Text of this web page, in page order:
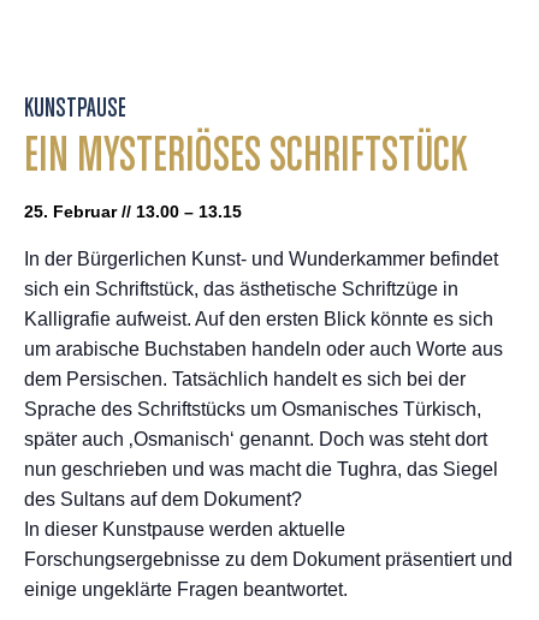
KUNSTPAUSE
EIN MYSTERIÖSES SCHRIFTSTÜCK
25. Februar // 13.00 – 13.15
In der Bürgerlichen Kunst- und Wunderkammer befindet
sich ein Schriftstück, das ästhetische Schriftzüge in
Kalligrafie aufweist. Auf den ersten Blick könnte es sich
um arabische Buchstaben handeln oder auch Worte aus
dem Persischen. Tatsächlich handelt es sich bei der
Sprache des Schriftstücks um Osmanisches Türkisch,
später auch ‚Osmanisch‘ genannt. Doch was steht dort
nun geschrieben und was macht die Tughra, das Siegel
des Sultans auf dem Dokument?
In dieser Kunstpause werden aktuelle
Forschungsergebnisse zu dem Dokument präsentiert und
einige ungeklärte Fragen beantwortet.